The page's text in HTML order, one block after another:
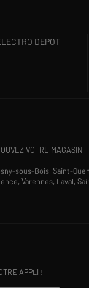
DEPOT
VOTRE MAGASIN
sous-Bois,Saint-
Varennes, Laval,
APPLI !